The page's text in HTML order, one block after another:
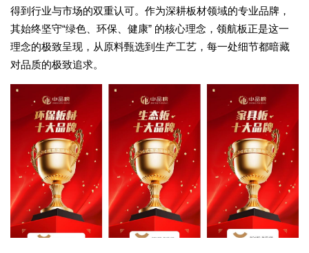
得到行业与市场的双重认可。作为深耕板材领域的专业品牌，
其始终坚守“绿色、环保、健康” 的核心理念，领航板正是这一
理念的极致呈现，从原料甄选到生产工艺，每一处细节都暗藏
对品质的极致追求。